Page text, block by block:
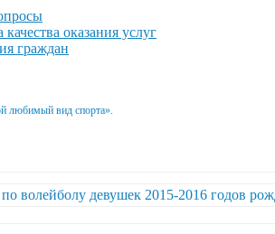
оказания услуг
граждан
любимый вид спорта».